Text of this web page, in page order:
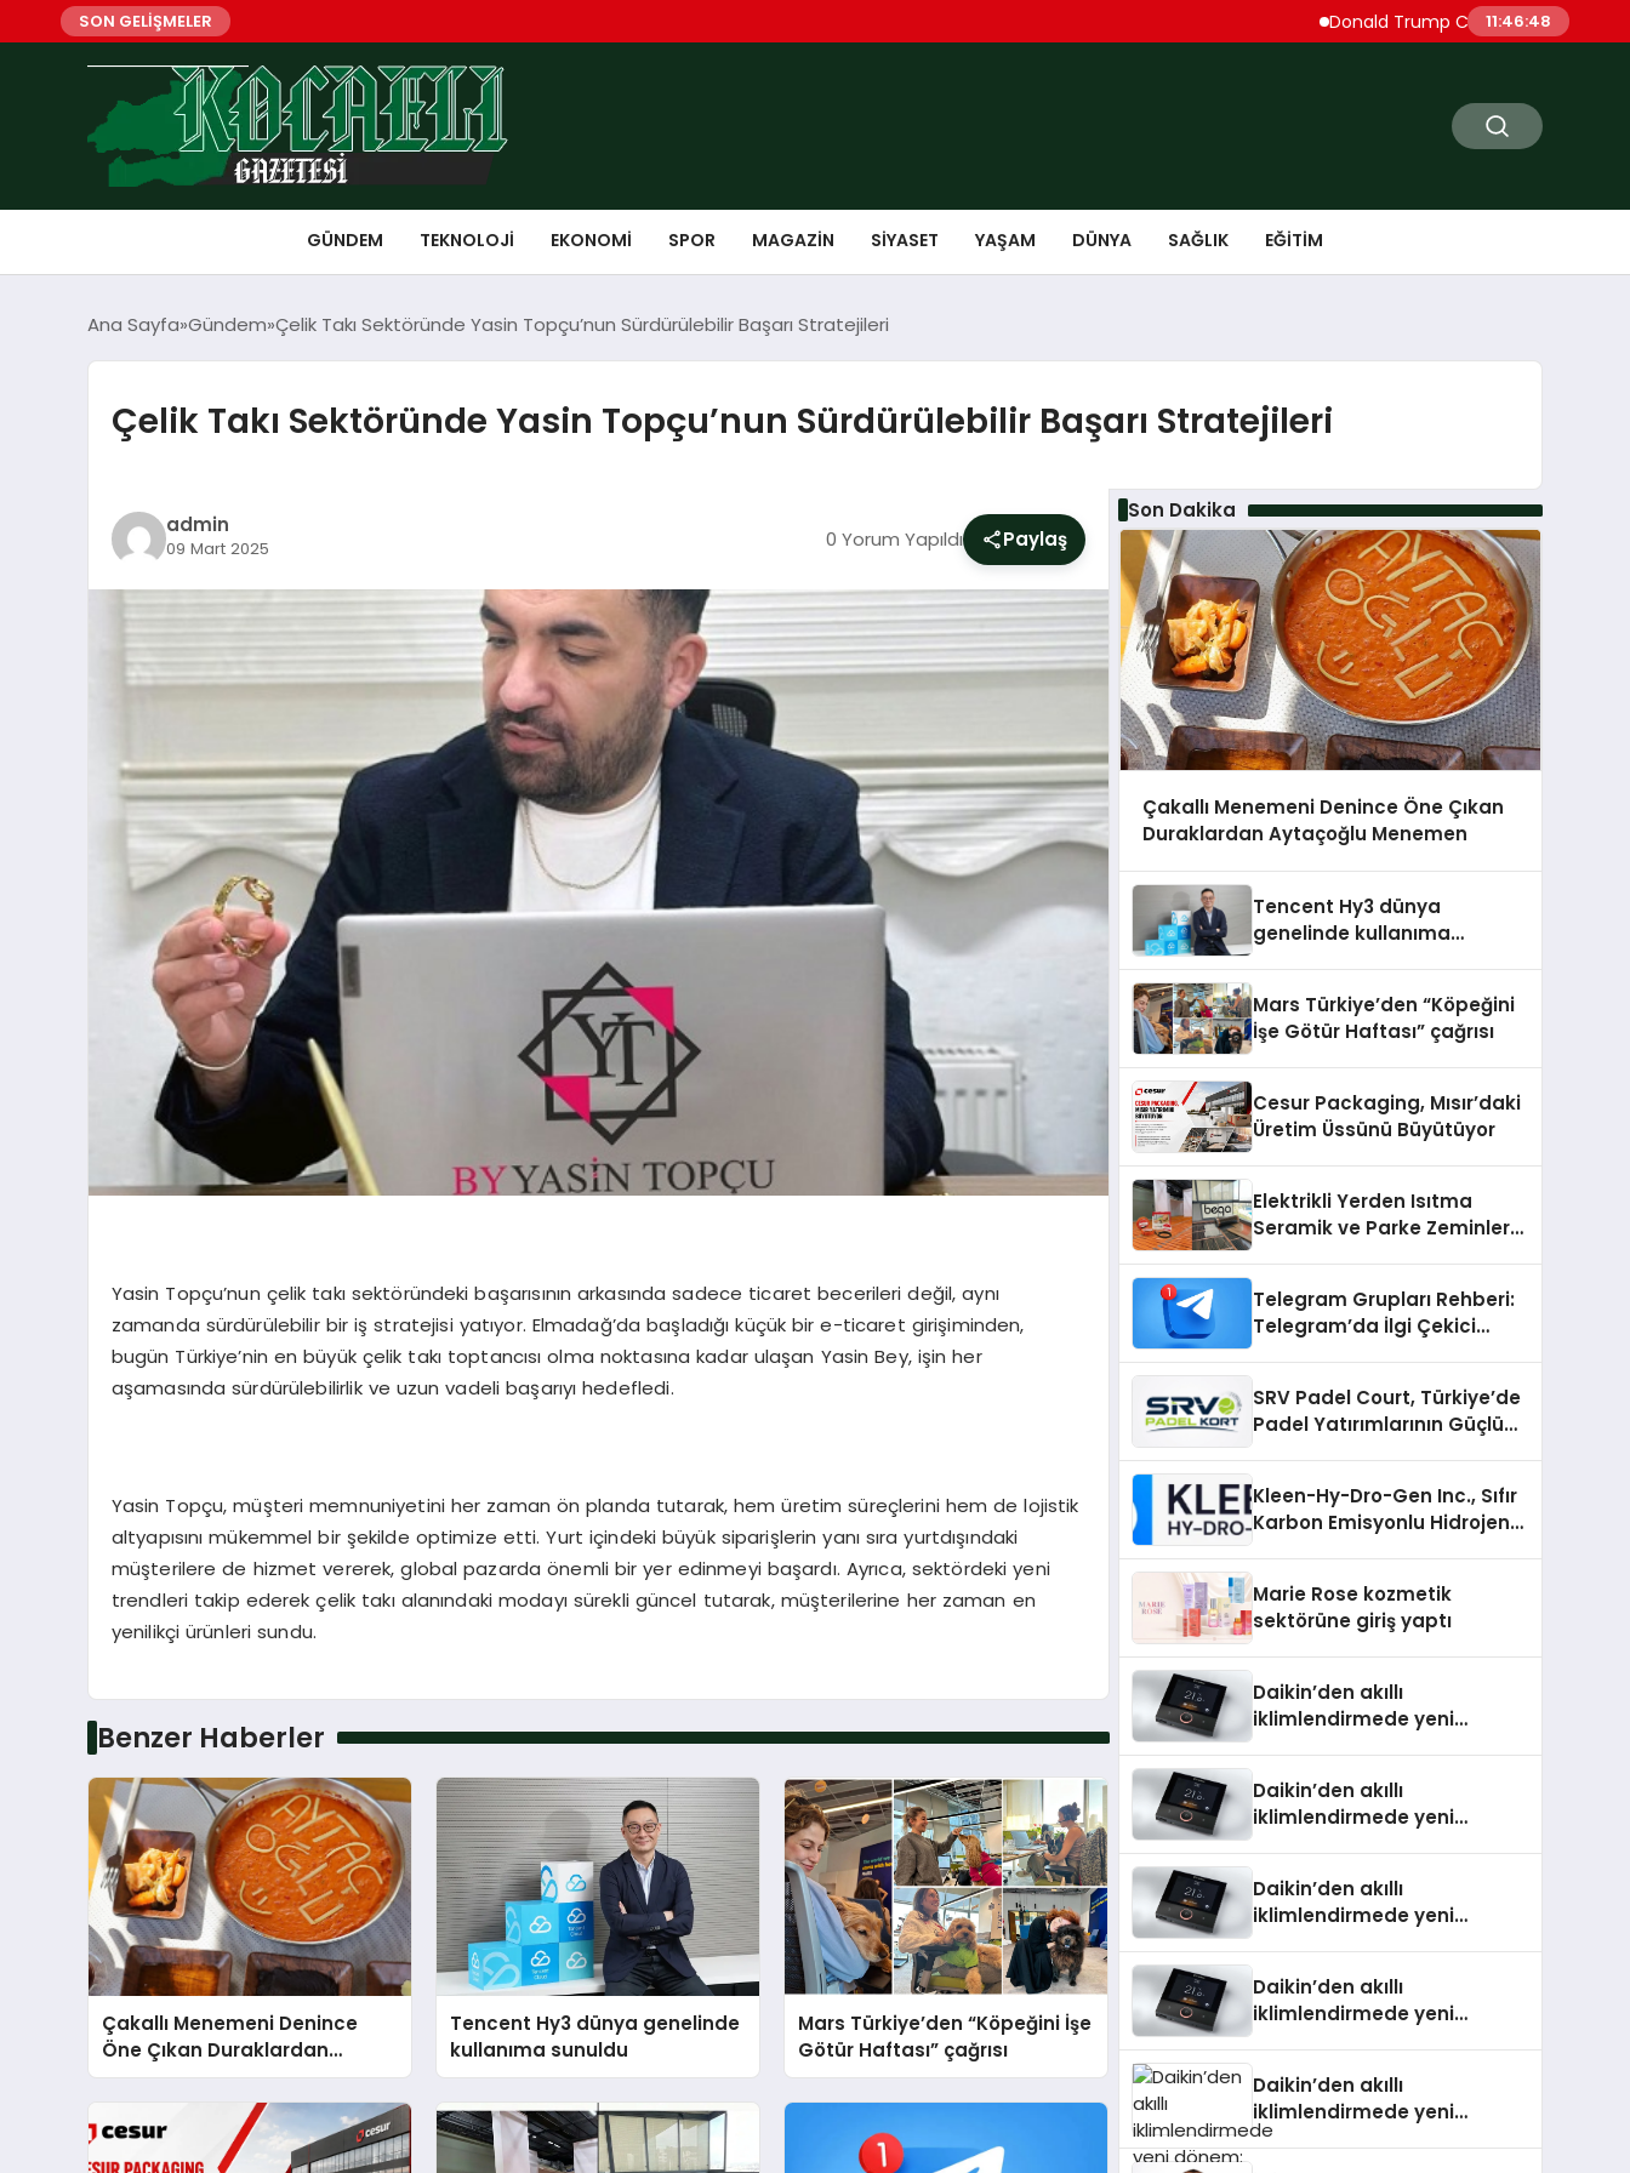
SON GELİŞMELER Donald Trump Cueta’daki Göçmen
11:46:49
GÜNDEM TEKNOLOJI EKONOMI SPOR MAGAZIN SIYASET YAŞAM DÜNYA SAĞLIK EĞITIM
Ana Sayfa Gündem Çelik Takı Sektöründe Yasin Topçu’nun Sürdürülebilir Başarı Stratejileri
Çelik Takı Sektöründe Yasin Topçu’nun Sürdürülebilir Başarı Stratejileri
admin
09 Mart 2025 0 Yorum Yapıldı Paylaş
Yasin Topçu’nun çelik takı sektöründeki başarısının arkasında sadece ticaret becerileri değil, aynı
zamanda sürdürülebilir bir iş stratejisi yatıyor. Elmadağ’da başladığı küçük bir e-ticaret girişiminden,
bugün Türkiye’nin en büyük çelik takı toptancısı olma noktasına kadar ulaşan Yasin Bey, işin her
aşamasında sürdürülebilirlik ve uzun vadeli başarıyı hedefledi.
Yasin Topçu, müşteri memnuniyetini her zaman ön planda tutarak, hem üretim süreçlerini hem de lojistik
altyapısını mükemmel bir şekilde optimize etti. Yurt içindeki büyük siparişlerin yanı sıra yurtdışındaki
müşterilere de hizmet vererek, global pazarda önemli bir yer edinmeyi başardı. Ayrıca, sektördeki yeni
trendleri takip ederek çelik takı alanındaki modayı sürekli güncel tutarak, müşterilerine her zaman en
yenilikçi ürünleri sundu.
Benzer Haberler
Çakallı Menemeni Denince
Öne Çıkan Duraklardan
Aytaçoğlu Menemen
Tencent Hy3 dünya genelinde
kullanıma sunuldu
Mars Türkiye’den “Köpeğini İşe
Götür Haftası” çağrısı
Son Dakika
Çakallı Menemeni Denince Öne Çıkan
Duraklardan Aytaçoğlu Menemen
Tencent Hy3 dünya
genelinde kullanıma
Mars Türkiye’den “Köpeğini
İşe Götür Haftası” çağrısı
Cesur Packaging, Mısır’daki
Üretim Üssünü Büyütüyor
Elektrikli Yerden Isıtma
Seramik ve Parke Zeminler
Telegram Grupları Rehberi:
Telegram’da İlgi Çekici
SRV Padel Court, Türkiye’de
Padel Yatırımlarının Güçlü
Kleen-Hy-Dro-Gen Inc., Sıfır
Karbon Emisyonlu Hidrojen
Aldı
Marie Rose kozmetik
sektörüne giriş yaptı
Daikin’den akıllı
iklimlendirmede yeni
Daikin’den akıllı
iklimlendirmede yeni
Daikin’den akıllı
iklimlendirmede yeni
Daikin’den akıllı
iklimlendirmede yeni
Daikin’den akıllı
iklimlendirmede yeni
dönem: Madoka Plus